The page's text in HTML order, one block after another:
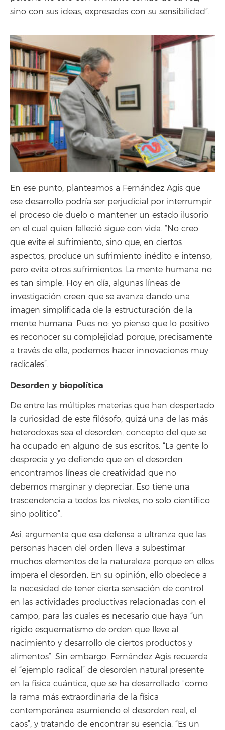
sino con sus ideas, expresadas con su sensibilidad”.
En ese punto, planteamos a Fernández Agis que
ese desarrollo podría ser perjudicial por interrumpir
el proceso de duelo o mantener un estado ilusorio
en el cual quien falleció sigue con vida. “No creo
que evite el sufrimiento, sino que, en ciertos
aspectos, produce un sufrimiento inédito e intenso,
pero evita otros sufrimientos. La mente humana no
es tan simple. Hoy en día, algunas líneas de
investigación creen que se avanza dando una
imagen simplificada de la estructuración de la
mente humana. Pues no: yo pienso que lo positivo
es reconocer su complejidad porque, precisamente
a través de ella, podemos hacer innovaciones muy
radicales”.
Desorden y biopolítica
De entre las múltiples materias que han despertado
la curiosidad de este filósofo, quizá una de las más
heterodoxas sea el desorden, concepto del que se
ha ocupado en alguno de sus escritos. “La gente lo
desprecia y yo defiendo que en el desorden
encontramos líneas de creatividad que no
debemos marginar y depreciar. Eso tiene una
trascendencia a todos los niveles, no solo científico
sino político”.
Así, argumenta que esa defensa a ultranza que las
personas hacen del orden lleva a subestimar
muchos elementos de la naturaleza porque en ellos
impera el desorden. En su opinión, ello obedece a
la necesidad de tener cierta sensación de control
en las actividades productivas relacionadas con el
campo, para las cuales es necesario que haya “un
rígido esquematismo de orden que lleve al
nacimiento y desarrollo de ciertos productos y
alimentos”. Sin embargo, Fernández Agis recuerda
el “ejemplo radical” de desorden natural presente
en la física cuántica, que se ha desarrollado “como
la rama más extraordinaria de la física
contemporánea asumiendo el desorden real, el
caos”, y tratando de encontrar su esencia. “Es un